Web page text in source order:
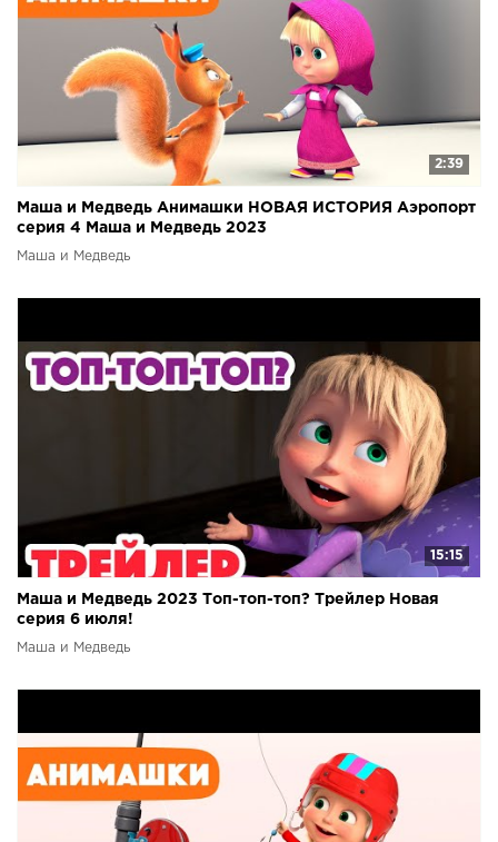
2:39
Маша и Медведь Анимашки НОВАЯ ИСТОРИЯ Аэропорт
серия 4 Маша и Медведь 2023
Маша и Медведь
15:15
Маша и Медведь 2023 Топ-топ-топ? Трейлер Новая
серия 6 июля!
Маша и Медведь